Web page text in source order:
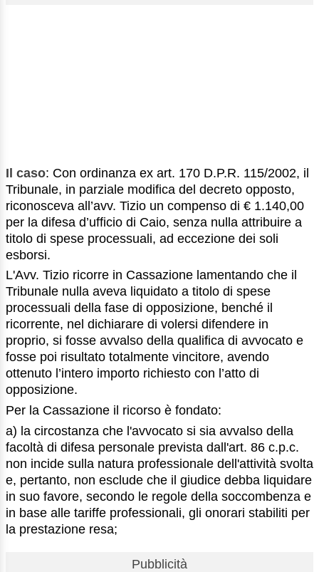
Il caso: Con ordinanza ex art. 170 D.P.R. 115/2002, il
Tribunale, in parziale modifica del decreto opposto,
riconosceva all’avv. Tizio un compenso di € 1.140,00
per la difesa d’ufficio di Caio, senza nulla attribuire a
titolo di spese processuali, ad eccezione dei soli
esborsi.
L'Avv. Tizio ricorre in Cassazione lamentando che il
Tribunale nulla aveva liquidato a titolo di spese
processuali della fase di opposizione, benché il
ricorrente, nel dichiarare di volersi difendere in
proprio, si fosse avvalso della qualifica di avvocato e
fosse poi risultato totalmente vincitore, avendo
ottenuto l’intero importo richiesto con l’atto di
opposizione.
Per la Cassazione il ricorso è fondato:
a) la circostanza che l'avvocato si sia avvalso della
facoltà di difesa personale prevista dall'art. 86 c.p.c.
non incide sulla natura professionale dell'attività svolta
e, pertanto, non esclude che il giudice debba liquidare
in suo favore, secondo le regole della soccombenza e
in base alle tariffe professionali, gli onorari stabiliti per
la prestazione resa;
Pubblicità